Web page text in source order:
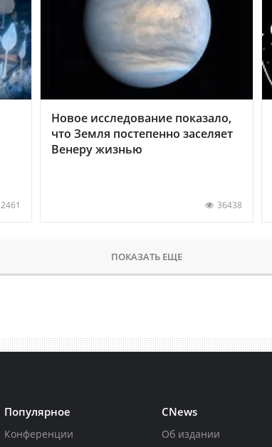
2461
Новое исследование показало,
что Земля постепенно заселяет
Венеру жизнью
36438
ПОКАЗАТЬ ЕЩЕ
Популярное
Конференции
CNews
Об издании